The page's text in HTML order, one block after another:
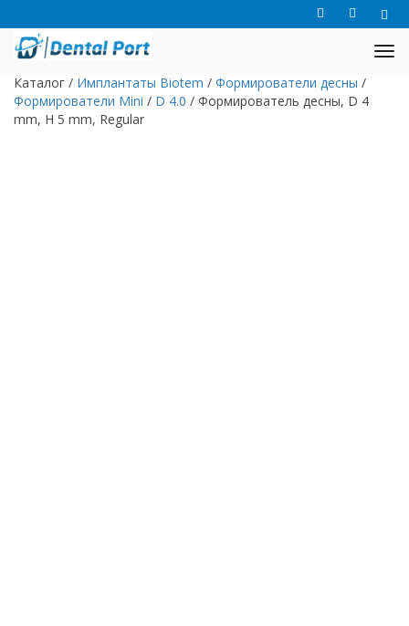
Каталог / Имплантаты Biotem / Формирователи десны /
Формирователи Mini / D 4.0 / Формирователь десны, D 4
mm, H 5 mm, Regular